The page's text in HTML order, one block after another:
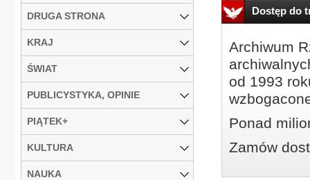
Dostęp do
Archiwum
od 1993
Ponad
Zamów
DRUGA STRONA
KRAJ
ŚWIAT
PUBLICYSTYKA, OPINIE
PIĄTEK+
KULTURA
NAUKA